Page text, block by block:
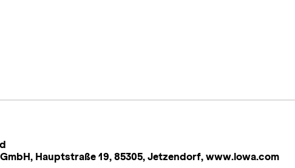
Hauptstraße 19, 85305, Jetzendorf, www.lowa.com